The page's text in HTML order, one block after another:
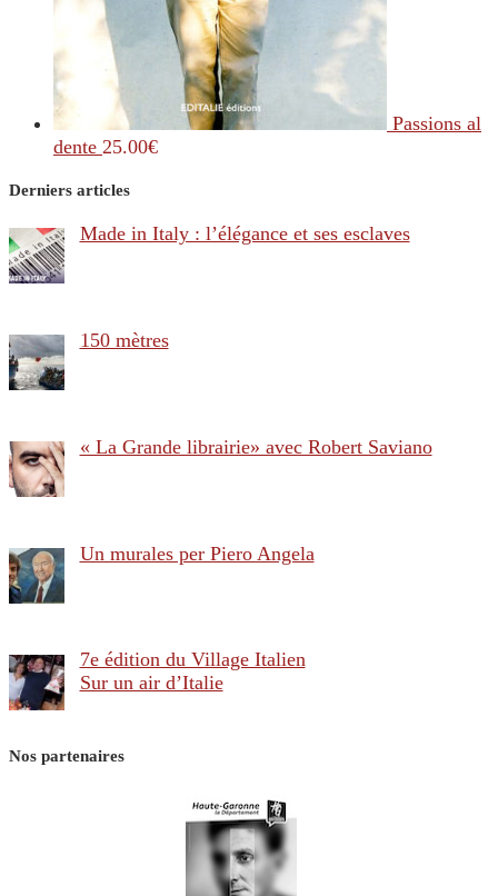
Passions al
dente 25.00€
Derniers articles
Made in Italy : l’élégance et ses esclaves
150 mètres
« La Grande librairie» avec Robert Saviano
Un murales per Piero Angela
7e édition du Village Italien
Sur un air d’Italie
Nos partenaires